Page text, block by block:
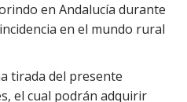
en Andalucía durante
en el mundo rural
tirada del presente
el cual podrán adquirir